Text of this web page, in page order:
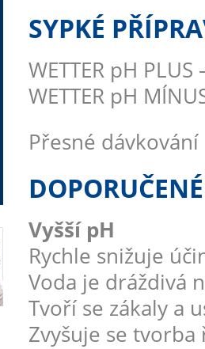
SYPKÉ
WETTER pH
WETTER pH
Přesné
Vyšší pH
Rychle snižuje
Voda je dráždivá
Tvoří se zákaly a
Zvyšuje se tvorba